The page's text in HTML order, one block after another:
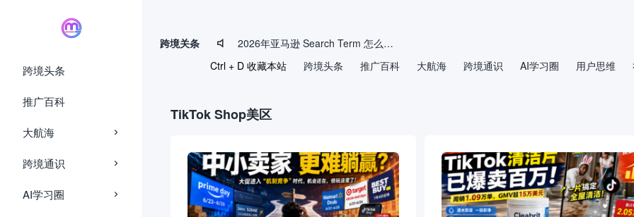
跨境头条
推广百科
大航海
跨境通识
AI学习圈
跨境关条 
2026年亚马逊 Search Term 怎么填？别再把后台关键词当“垃圾桶”
拒绝无效精准词！三步教你重构亚马逊广告的“导弹基地”
电动自行车卖家注意：美国加州限速红线正在收紧
跨境头条 推广百科 大航海 跨境通识 AI学习圈 用户思维
Ctrl + D 收藏本站
TikTok Shop美区